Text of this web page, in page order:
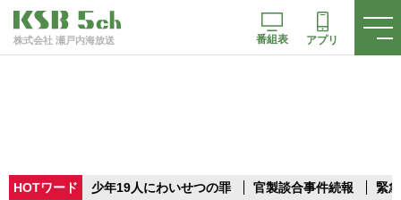
株式会社 瀬戸内海放送 番組表 アプリ
HOTワード 少年19人にわいせつの罪 官製談合事件続報 緊